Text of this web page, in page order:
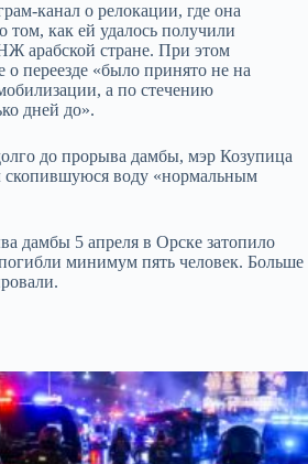
канал о релокации, где она
том, как ей удалось получили
арабской стране. При этом
о переезде «было принято не на
а по стечению
дней до».
до прорыва дамбы, мэр Козупица
скопившуюся воду «нормальным
дамбы 5 апреля в Орске затопило
минимум пять человек. Больше